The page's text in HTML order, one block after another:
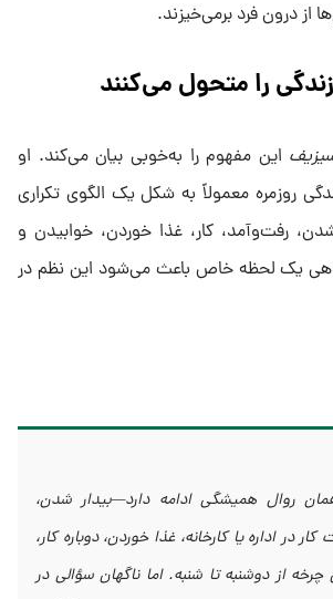
از درون فرد برمی‌خیزند.
را متحول می‌کنند
این مفهوم را به‌خوبی بیان می‌کند. او
روزمره معمولاً به شکل یک الگوی تکراری
رفت‌وآمد، کار، غذا خوردن، خوابیدن و
گاهی یک لحظه خاص باعث می‌شود این نظم در
روال همیشگی ادامه دارد—بیدار شدن،
در اداره یا کارخانه، غذا خوردن، دوباره کار،
چرخه از دوشنبه تا شنبه. اما ناگهان سؤالی در